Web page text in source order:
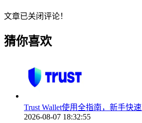
文章已关闭评论！
猜你喜欢
Trust Wallet使用全指南，新手快
2026-08-07 18:32:55